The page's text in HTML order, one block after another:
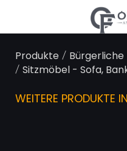
Produkte/
/Sitzmöbel - Sofa,
WEITERE PRODUKTE